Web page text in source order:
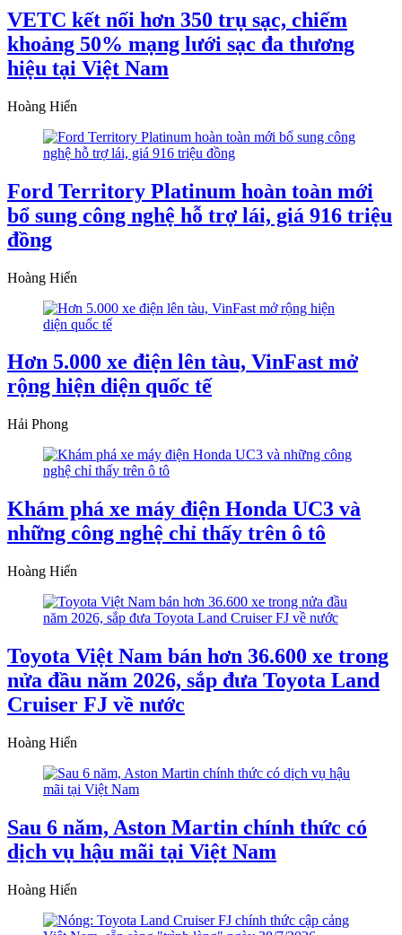
VETC kết nối hơn 350 trụ sạc, chiếm
khoảng 50% mạng lưới sạc đa thương
hiệu tại Việt Nam
Hoàng Hiển
Ford Territory Platinum hoàn toàn mới
bổ sung công nghệ hỗ trợ lái, giá 916 triệu
đồng
Hoàng Hiển
Hơn 5.000 xe điện lên tàu, VinFast mở
rộng hiện diện quốc tế
Hải Phong
Khám phá xe máy điện Honda UC3 và
những công nghệ chỉ thấy trên ô tô
Hoàng Hiển
Toyota Việt Nam bán hơn 36.600 xe trong
nửa đầu năm 2026, sắp đưa Toyota Land
Cruiser FJ về nước
Hoàng Hiển
Sau 6 năm, Aston Martin chính thức có
dịch vụ hậu mãi tại Việt Nam
Hoàng Hiển